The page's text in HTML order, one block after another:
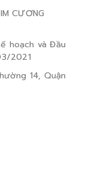
CƯƠNG
hoạch và Đầu
2021
14, Quận